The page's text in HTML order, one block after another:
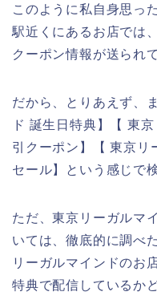
このように私自身思っ
駅近くにあるお店では
クーポン情報が送られ
だから、とりあえず、
ド 誕生日特典】【 東
引クーポン】【 東京リ
セール】という感じで
ただ、東京リーガルマ
いては、徹底的に調べ
リーガルマインドのお
特典で配信しているか